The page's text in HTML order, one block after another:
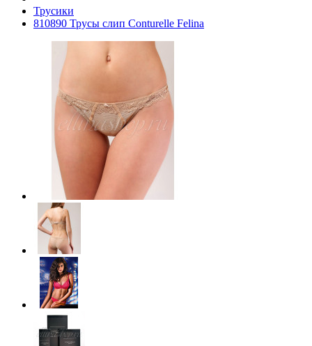
Трусики
810890 Трусы слип Conturelle Felina